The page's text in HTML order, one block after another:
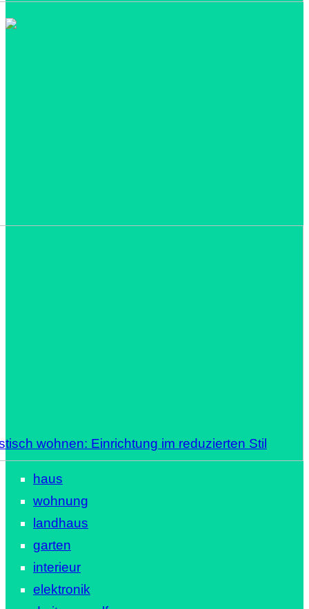
wohnen: Einrichtung im reduzierten Stil
haus
wohnung
landhaus
garten
interieur
elektronik